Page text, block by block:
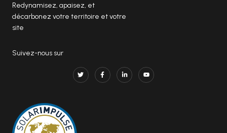
Redynamisez, apaisez, et
décarbonez votre territoire et votre
site
Suivez-nous sur